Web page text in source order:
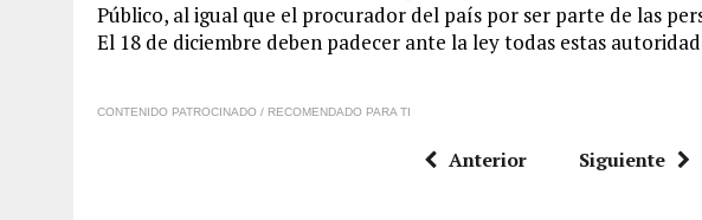
Público, al igual que el procurador del país por ser parte de las
El 18 de diciembre deben padecer ante la ley todas estas
CONTENIDO PATROCINADO / RECOMENDADO PARA TI
Anterior Siguiente